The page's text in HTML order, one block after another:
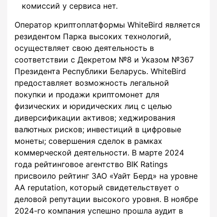
комиссий у сервиса нет.
Оператор криптоплатформы WhiteBird является
резидентом Парка высоких технологий,
осуществляет свою деятельность в
соответствии с Декретом №8 и Указом №367
Президента Республики Беларусь. WhiteBird
предоставляет возможность легальной
покупки и продажи криптомонет для
физических и юридических лиц c целью
диверсификации активов; хеджирования
валютных рисков; инвестиций в цифровые
монеты; совершения сделок в рамках
коммерческой деятельности. В марте 2024
года рейтинговое агентство BIK Ratings
присвоило рейтинг ЗАО «Уайт Берд» на уровне
AA reputation, который свидетельствует о
деловой репутации высокого уровня. В ноябре
2024-го компания успешно прошла аудит в